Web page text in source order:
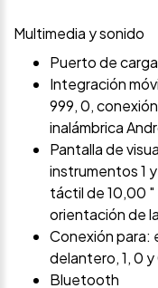
Multimedia y sonido
Puerto de
Integración
999, 0,
inalámbrica
Pantalla de
instrumentos 1
táctil de 10,00 "
orientación de
Conexión para:
delantero, 1, 0 y
Bluetooth